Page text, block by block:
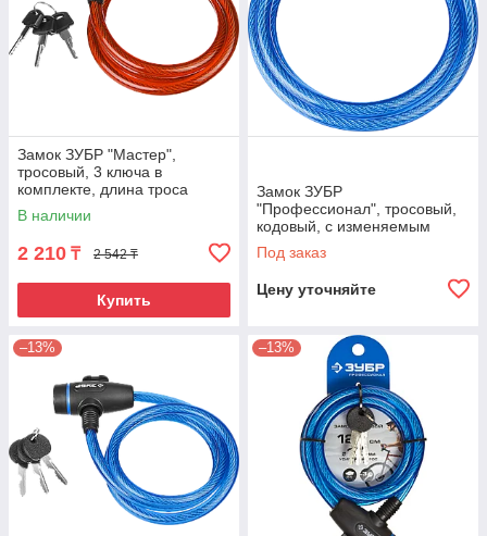
Замок ЗУБР "Мастер",
тросовый, 3 ключа в
комплекте, длина троса
1200мм, d 10мм
В наличии
2 210 ₸ 2 542 ₸
Купить
Замок ЗУБР
"Профессионал", тросовый,
кодовый, с изменяемым
кодом, длина троса -
1200мм, d 10мм
Под заказ
Цену уточняйте
–13% –13%